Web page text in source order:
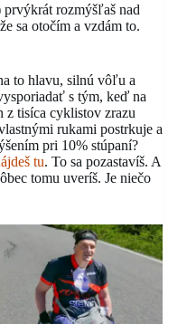
prvýkrát rozmýšľaš nad
sa otočím a vzdám to.
to hlavu, silnú vôľu a
s tým, keď na
z tisíca cyklistov zrazu
rukami postrkuje a
pri 10% stúpaní?
tu. To sa pozastavíš. A
tomu uveríš. Je niečo